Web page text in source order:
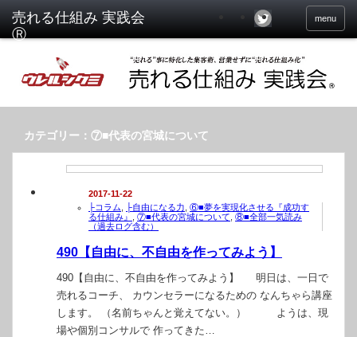
menu
カテゴリー：⑦■代表の宮城について
2017-11-22
├コラム
├自由になる力 ⑥■夢を実現化させる『成功す
る仕組み』
⑦■代表の宮城について ⑧■全部一気読み
（過去ログ含む）
490【自由に、不自由を作ってみよう】
490【自由に、不自由を作ってみよう】 明日は、一日で
売れるコーチ、 カウンセラーになるための なんちゃら講座
します。 （名前ちゃんと覚えてない。） ようは、現
場や個別コンサルで 作ってきた…